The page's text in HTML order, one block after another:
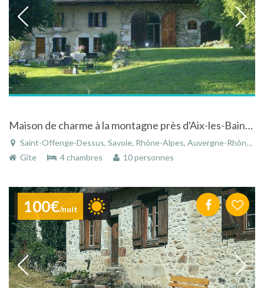
Maison de charme à la montagne près d'Aix-les-Bains à Saint-Offenge-Dessus en Savoie dans les Alpes
Saint-Offenge-Dessus, Savoie, Rhône-Alpes, Auvergne-Rhône-Alpes, France
Gîte
4 chambres 10 personnes
100€/nuit